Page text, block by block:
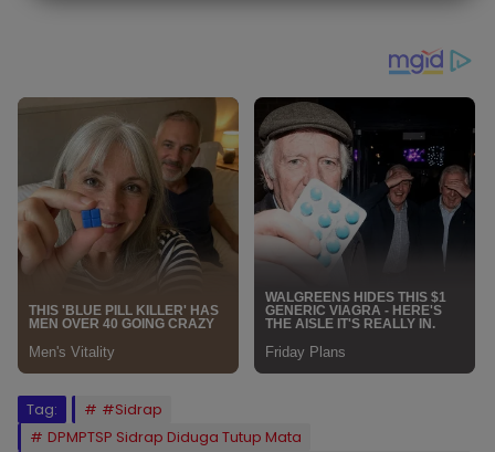
Tag:
#Sidrap
DPMPTSP Sidrap Diduga Tutup Mata